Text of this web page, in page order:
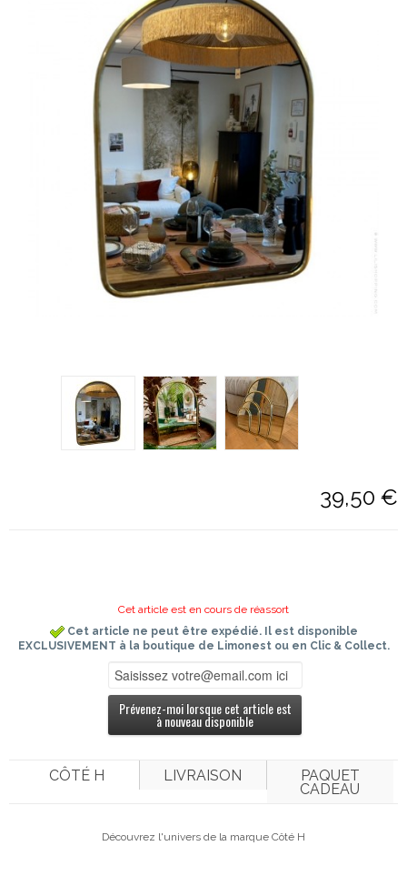
39,50 €
Cet article est en cours de réassort
Cet article ne peut être expédié. Il est disponible
EXCLUSIVEMENT à la boutique de Limonest ou en Clic & Collect.
Prévenez-moi lorsque cet article est
à nouveau disponible
CÔTÉ H LIVRAISON PAQUET
CADEAU
Découvrez l'univers de la marque Côté H